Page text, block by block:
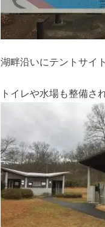
湖畔沿いにテントサイ
トイレや水場も整備さ